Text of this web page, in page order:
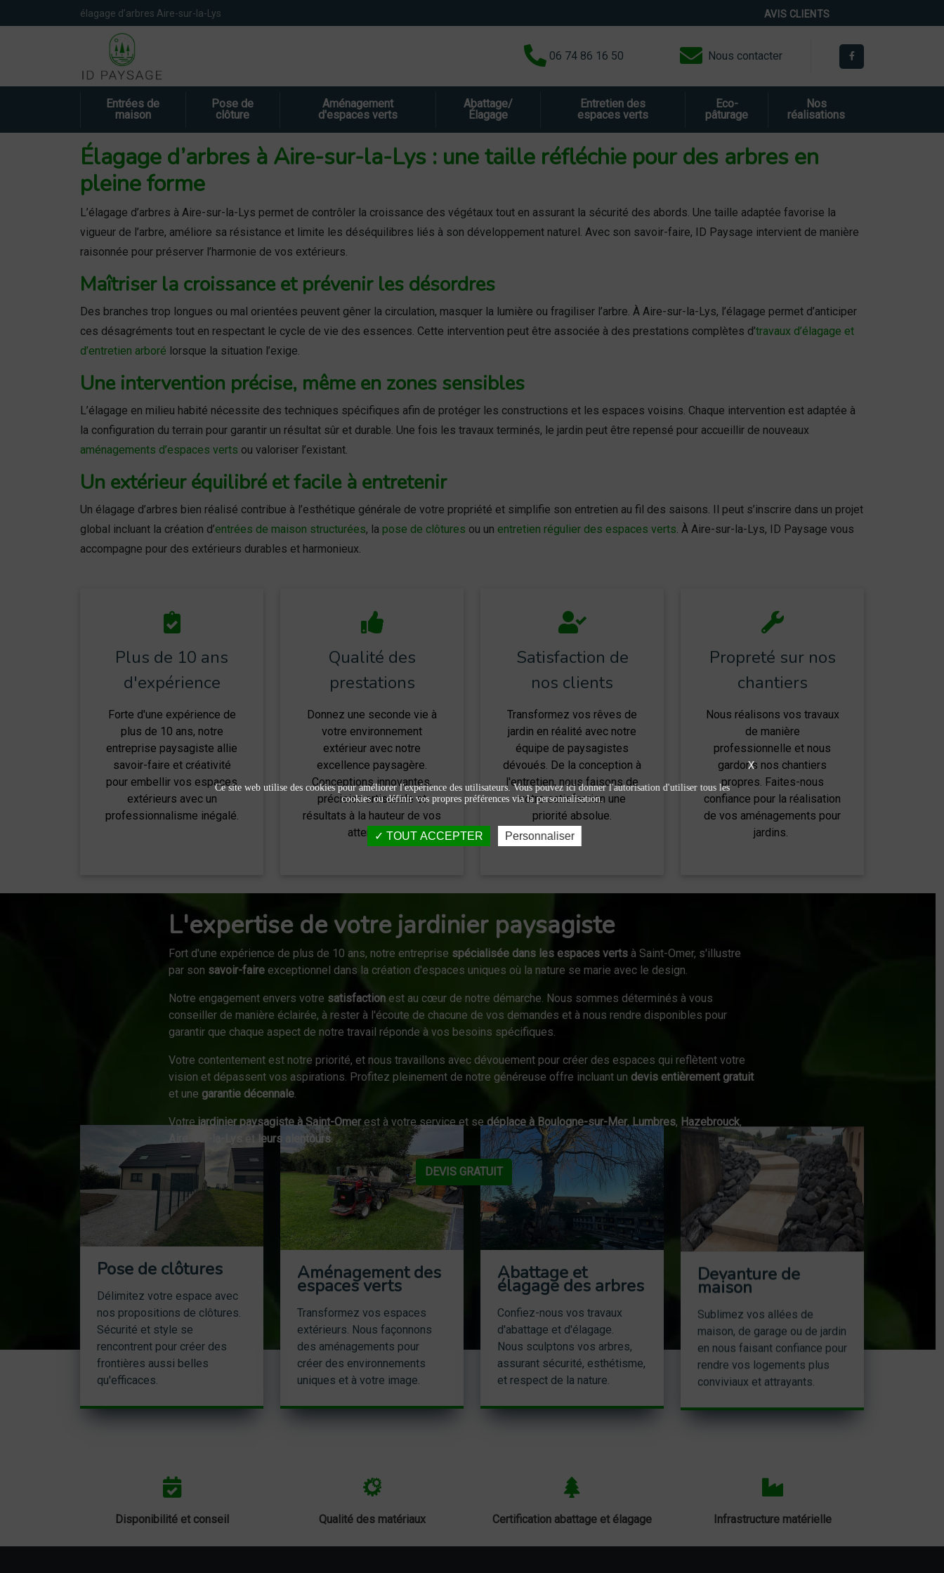
élagage d’arbres Aire-sur-la-Lys AVIS CLIENTS
06 74 86 16 50 Nous contacter
Entrées de
maison
Pose de
clôture
Aménagement
d'espaces verts
Abattage/
Élagage
Entretien des
espaces verts
Eco-
pâturage
Nos
réalisations
Élagage d’arbres à Aire-sur-la-Lys : une taille réfléchie pour des arbres en
pleine forme
L’élagage d’arbres à Aire-sur-la-Lys permet de contrôler la croissance des végétaux tout en assurant la sécurité des abords. Une taille adaptée favorise la
vigueur de l’arbre, améliore sa résistance et limite les déséquilibres liés à son développement naturel. Avec son savoir-faire, ID Paysage intervient de manière
raisonnée pour préserver l’harmonie de vos extérieurs.
Maîtriser la croissance et prévenir les désordres
Des branches trop longues ou mal orientées peuvent gêner la circulation, masquer la lumière ou fragiliser l’arbre. À Aire-sur-la-Lys, l’élagage permet d’anticiper
ces désagréments tout en respectant le cycle de vie des essences. Cette intervention peut être associée à des prestations complètes d’travaux d’élagage et
d’entretien arboré lorsque la situation l’exige.
Une intervention précise, même en zones sensibles
L’élagage en milieu habité nécessite des techniques spécifiques afin de protéger les constructions et les espaces voisins. Chaque intervention est adaptée à
la configuration du terrain pour garantir un résultat sûr et durable. Une fois les travaux terminés, le jardin peut être repensé pour accueillir de nouveaux
aménagements d’espaces verts ou valoriser l’existant.
Un extérieur équilibré et facile à entretenir
Un élagage d’arbres bien réalisé contribue à l’esthétique générale de votre propriété et simplifie son entretien au fil des saisons. Il peut s’inscrire dans un projet
global incluant la création d’entrées de maison structurées, la pose de clôtures ou un entretien régulier des espaces verts. À Aire-sur-la-Lys, ID Paysage vous
accompagne pour des extérieurs durables et harmonieux.
Plus de 10 ans
d'expérience
Forte d'une expérience de
plus de 10 ans, notre
entreprise paysagiste allie
savoir-faire et créativité
pour embellir vos espaces
extérieurs avec un
professionnalisme inégalé.
Qualité des
prestations
Donnez une seconde vie à
votre environnement
extérieur avec notre
excellence paysagère.
Conceptions innovantes,
précision artisanale et
résultats à la hauteur de vos
attentes.
Satisfaction de
nos clients
Transformez vos rêves de
jardin en réalité avec notre
équipe de paysagistes
dévoués. De la conception à
l'entretien, nous faisons de
votre satisfaction une
priorité absolue.
Propreté sur nos
chantiers
Nous réalisons vos travaux
de manière
professionnelle et nous
gardons nos chantiers
propres. Faites-nous
confiance pour la réalisation
de vos aménagements pour
jardins.
L'expertise de votre jardinier paysagiste
Fort d'une expérience de plus de 10 ans, notre entreprise spécialisée dans les espaces verts à Saint-Omer, s'illustre
par son savoir-faire exceptionnel dans la création d'espaces uniques où la nature se marie avec le design.
Notre engagement envers votre satisfaction est au cœur de notre démarche. Nous sommes déterminés à vous
conseiller de manière éclairée, à rester à l'écoute de chacune de vos demandes et à nous rendre disponibles pour
garantir que chaque aspect de notre travail réponde à vos besoins spécifiques.
Votre contentement est notre priorité, et nous travaillons avec dévouement pour créer des espaces qui reflètent votre
vision et dépassent vos aspirations. Profitez pleinement de notre généreuse offre incluant un devis entièrement gratuit
et une garantie décennale.
Votrejardinier paysagiste à Saint-Omerest à votre service et sedéplace à Boulogne-sur-Mer,Lumbres, Hazebrouck,
Aire-sur-la-Lys
et leurs alentours.
DEVIS GRATUIT
Pose de clôtures
Délimitez votre espace avec
nos propositions de clôtures.
Sécurité et style se
rencontrent pour créer des
frontières aussi belles
qu'efficaces.
Aménagement des
espaces verts
Transformez vos espaces
extérieurs. Nous façonnons
des aménagements pour
créer des environnements
uniques et à votre image.
Abattage et
élagage des arbres
Confiez-nous vos travaux
d'abattage et d'élagage.
Nous sculptons vos arbres,
assurant sécurité, esthétisme,
et respect de la nature.
Devanture de
maison
Sublimez vos allées de
maison, de garage ou de jardin
en nous faisant confiance pour
rendre vos logements plus
conviviaux et attrayants.
Disponibilité et conseil Qualité des matériaux Certification abattage et élagage Infrastructure matérielle
Panneau de gestion des cookies
X
Ce site web utilise des cookies pour améliorer l'expérience des utilisateurs. Vous pouvez ici donner l'autorisation d'utiliser tous les
cookies ou définir vos propres préférences via la personnalisation.
TOUT ACCEPTER Personnaliser